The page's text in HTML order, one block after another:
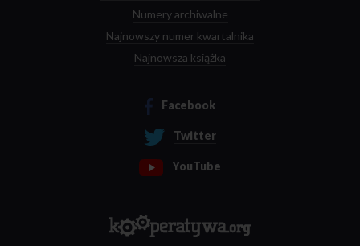
Numery archiwalne
Najnowszy numer kwartalnika
Najnowsza książka
Facebook
Twitter
YouTube